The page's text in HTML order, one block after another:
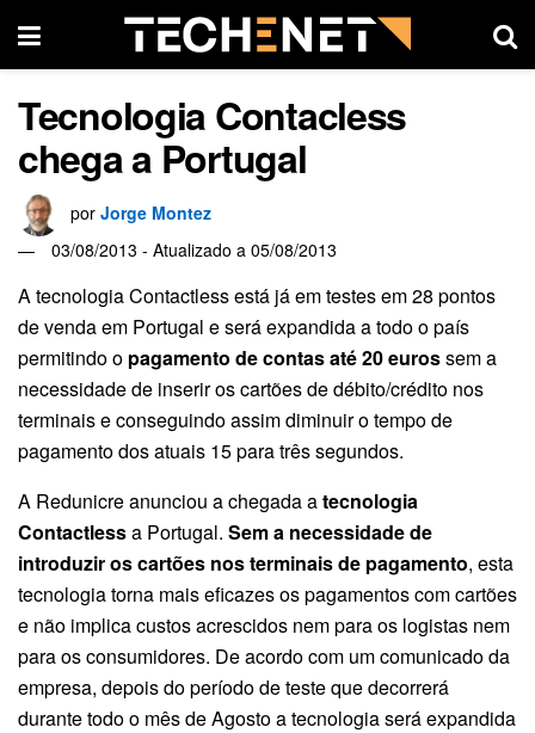
Tecnologia Contacless
chega a Portugal
por Jorge Montez
03/08/2013 - Atualizado a 05/08/2013
A tecnologia Contactless está já em testes em 28 pontos
de venda em Portugal e será expandida a todo o país
permitindo o pagamento de contas até 20 eurossem a
necessidade de inserir os cartões de débito/crédito nos
terminais e conseguindo assim diminuir o tempo de
pagamento dos atuais 15 para três segundos.
A Redunicre anunciou a chegada atecnologia
Contactlessa Portugal. Sem a necessidade de
introduzir os cartões nos terminais de pagamento, esta
tecnologia torna mais eficazes os pagamentos com cartões
e não implica custos acrescidos nem para os logistas nem
para os consumidores. De acordo com um comunicado da
empresa, depois do período de teste que decorrerá
durante todo o mês de Agosto a tecnologia será expandida